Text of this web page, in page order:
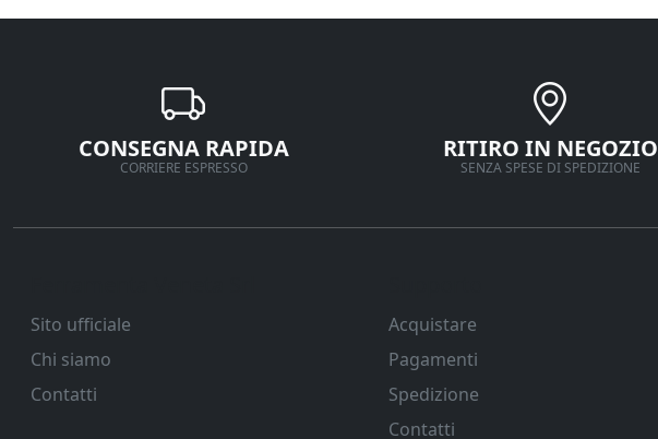
CONSEGNA RAPIDA
CORRIERE ESPRESSO
RITIRO IN NEGOZIO
SENZA SPESE DI SPEDIZIONE
Sito ufficiale
Chi siamo
Contatti
Acquistare
Pagamenti
Spedizione
Contatti